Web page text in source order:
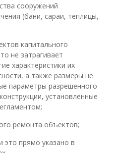
сооружений
(бани, сараи, теплицы,
капитального
не затрагивает
характеристики их
а также размеры не
параметры разрешенного
установленные
ремонта объектов;
это прямо указано в